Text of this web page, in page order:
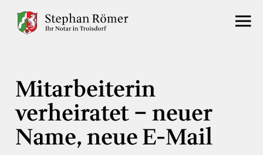
Mitarbeiterin
verheiratet – neuer
Name, neue E-Mail